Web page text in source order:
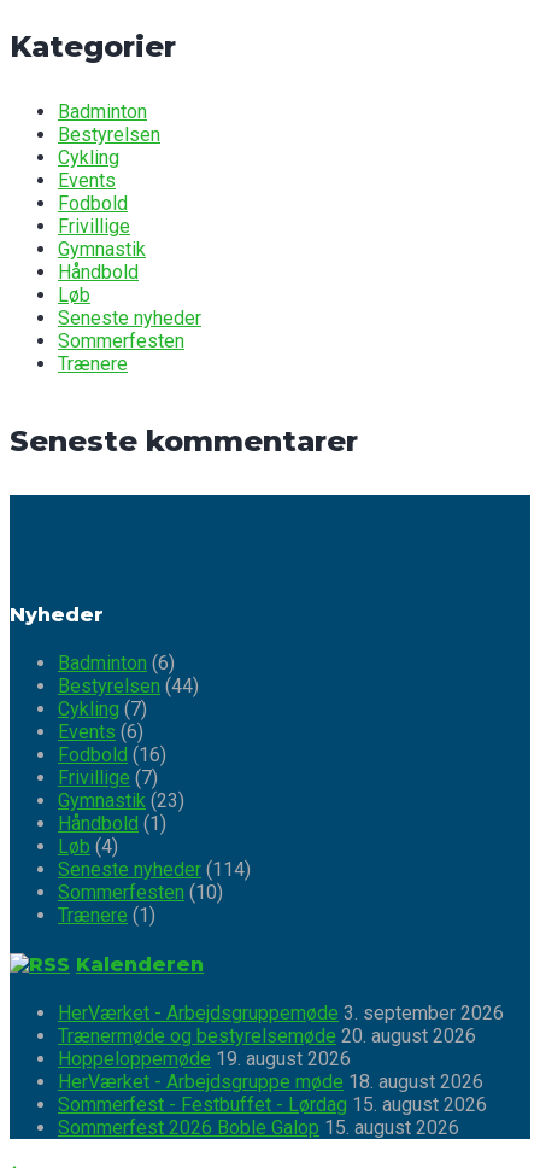
Kategorier
Badminton
Bestyrelsen
Cykling
Events
Fodbold
Frivillige
Gymnastik
Håndbold
Løb
Seneste nyheder
Sommerfesten
Trænere
Seneste kommentarer
Nyheder
Badminton (6)
Bestyrelsen (44)
Cykling (7)
Events (6)
Fodbold (16)
Frivillige (7)
Gymnastik (23)
Håndbold (1)
Løb (4)
Seneste nyheder (114)
Sommerfesten (10)
Trænere (1)
Kalenderen
HerVærket - Arbejdsgruppemøde 3. september 2026
Trænermøde og bestyrelsemøde 20. august 2026
Hoppeloppemøde 19. august 2026
HerVærket - Arbejdsgruppe møde 18. august 2026
Sommerfest - Festbuffet - Lørdag 15. august 2026
Sommerfest 2026 Boble Galop 15. august 2026